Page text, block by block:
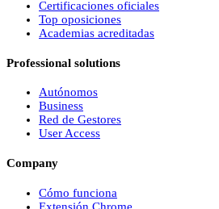
Certificaciones oficiales
Top oposiciones
Academias acreditadas
Professional solutions
Autónomos
Business
Red de Gestores
User Access
Company
Cómo funciona